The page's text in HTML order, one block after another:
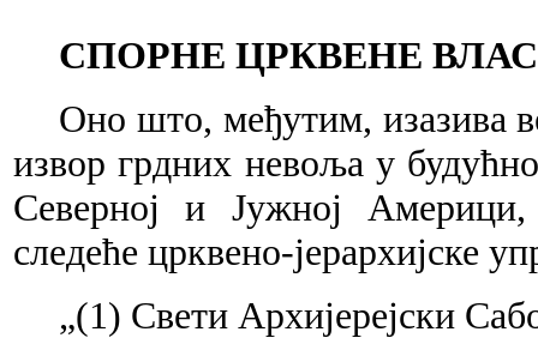
СПОРНЕ ЦРКВЕНЕ
Оно што, међутим, изазива
извор грдних невоља у
Северној и Јужној
следеће црквено-јерархијске
„(1) Свети Архијерејски